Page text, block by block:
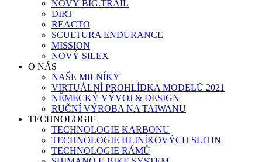
NOVÝ BIG.TRAIL
DIRT
REACTO
SCULTURA ENDURANCE
MISSION
NOVÝ SILEX
O NÁS
NAŠE MILNÍKY
VIRTUÁLNÍ PROHLÍDKA MODELŮ 2021
NĚMECKÝ VÝVOJ & DESIGN
RUČNÍ VÝROBA NA TAIWANU
TECHNOLOGIE
TECHNOLOGIE KARBONU
TECHNOLOGIE HLINÍKOVÝCH SLITIN
TECHNOLOGIE RÁMŮ